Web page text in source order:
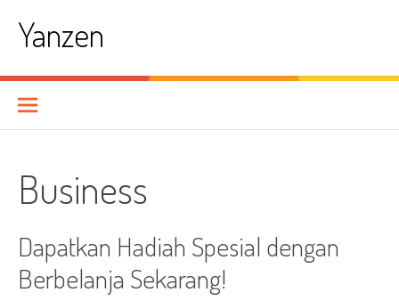
contentYanzen
Business
Dapatkan Hadiah Spesial dengan
Berbelanja Sekarang!